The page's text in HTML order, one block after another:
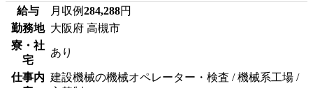
給与 月収例284,288円
勤務地 大阪府 高槻市
寮・社
宅
あり
仕事内 建設機械の機械オペレーター・検査 / 機械系工場 /